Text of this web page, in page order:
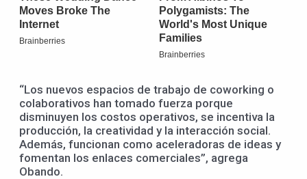
“Los nuevos espacios de trabajo de coworking o
colaborativos han tomado fuerza porque
disminuyen los costos operativos, se incentiva la
producción, la creatividad y la interacción social.
Además, funcionan como aceleradoras de ideas y
fomentan los enlaces comerciales”, agrega
Obando.